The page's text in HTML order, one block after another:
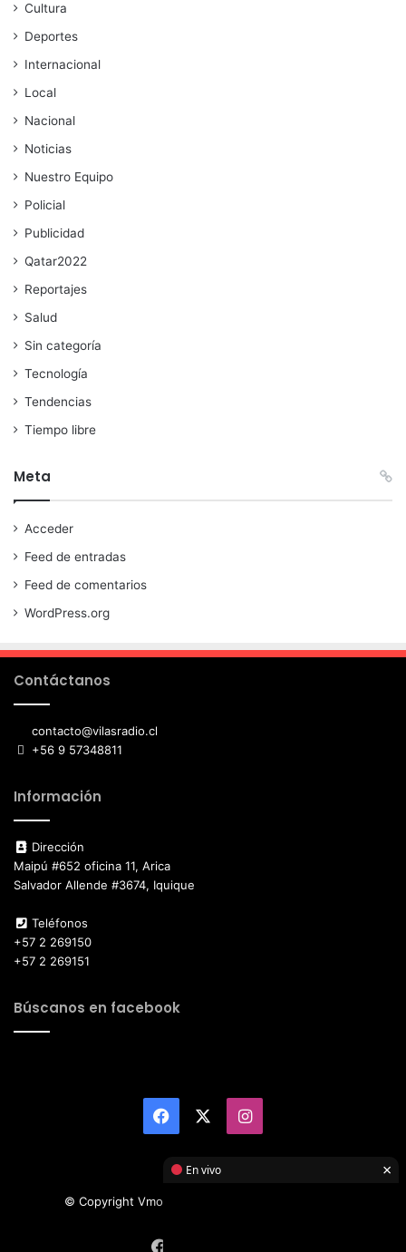
Cultura
Deportes
Internacional
Local
Nacional
Noticias
Nuestro Equipo
Policial
Publicidad
Qatar2022
Reportajes
Salud
Sin categoría
Tecnología
Tendencias
Tiempo libre
Meta
Acceder
Feed de entradas
Feed de comentarios
WordPress.org
Contáctanos
contacto@vilasradio.cl
+56 9 57348811
Información
Dirección
Maipú #652 oficina 11, Arica
Salvador Allende #3674, Iquique
Teléfonos
+57 2 269150
+57 2 269151
Búscanos en facebook
Facebook Instagram
© Copyright Vmotor TI 2026, All Rights Reserved
En vivo ×